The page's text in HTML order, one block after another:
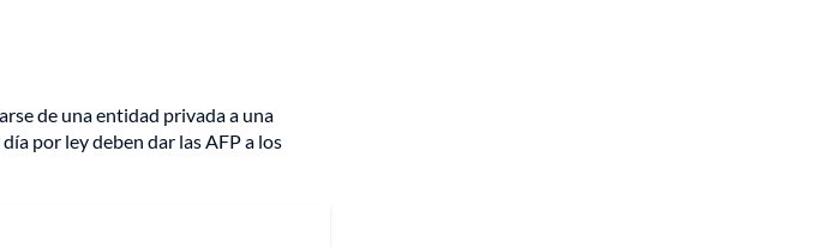
de una entidad privada a una
por ley deben dar las AFP a los